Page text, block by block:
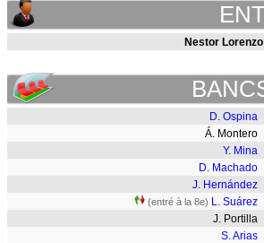
Nestor Lorenzo
D. Ospina
Á. Montero
Y. Mina
D. Machado
J. Hernández
(entré à la 8e) L. Suárez
J. Portilla
S. Arias